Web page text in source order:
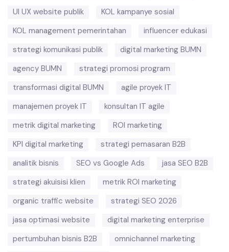
UI UX website publik
KOL kampanye sosial
KOL management pemerintahan
influencer edukasi
strategi komunikasi publik
digital marketing BUMN
agency BUMN
strategi promosi program
transformasi digital BUMN
agile proyek IT
manajemen proyek IT
konsultan IT agile
metrik digital marketing
ROI marketing
KPI digital marketing
strategi pemasaran B2B
analitik bisnis
SEO vs Google Ads
jasa SEO B2B
strategi akuisisi klien
metrik ROI marketing
organic traffic website
strategi SEO 2026
jasa optimasi website
digital marketing enterprise
pertumbuhan bisnis B2B
omnichannel marketing